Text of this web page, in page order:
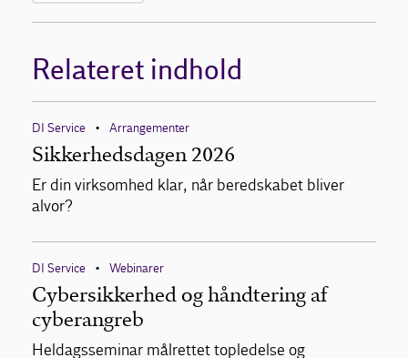
Relateret indhold
DI Service • Arrangementer
Sikkerhedsdagen 2026
Er din virksomhed klar, når beredskabet bliver
alvor?
DI Service • Webinarer
Cybersikkerhed og håndtering af
cyberangreb
Heldagsseminar målrettet topledelse og